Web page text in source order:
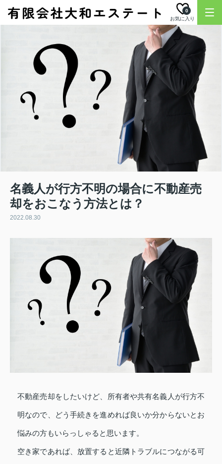
お気に入り
0
名義人が行方不明の場合に不動産売
却をおこなう方法とは？
2022.08.30
不動産売却をしたいけど、所有者や共有名義人が行方不
明なので、どう手続きを進めれば良いか分からないとお
悩みの方もいらっしゃると思います。
空き家であれば、放置すると近隣トラブルにつながる可